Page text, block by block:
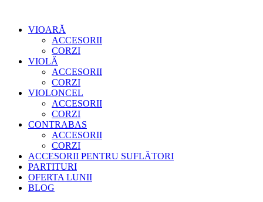
VIOARĂ
ACCESORII
CORZI
VIOLĂ
ACCESORII
CORZI
VIOLONCEL
ACCESORII
CORZI
CONTRABAS
ACCESORII
CORZI
ACCESORII PENTRU SUFLĂTORI
PARTITURI
OFERTA LUNII
BLOG